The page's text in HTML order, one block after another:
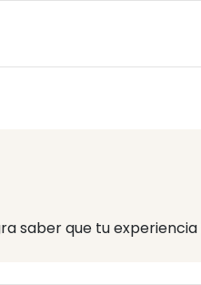
saber que tu